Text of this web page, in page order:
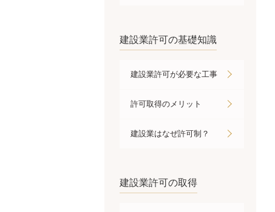
建設業許可の基礎知識
建設業許可が必要な工事
許可取得のメリット
建設業はなぜ許可制？
建設業許可の取得